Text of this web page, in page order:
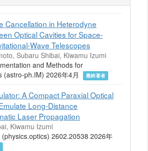
Cancellation in Heterodyne
Optical Cavities for Space-
Wave Telescopes
Subaru Shibai, Kiwamu Izumi
and Methods for
(astro-ph.IM) 2026年4月
最終著者
A Compact Paraxial Optical
Long-Distance
Laser Propagation
Kiwamu Izumi
2602.20538 2026年